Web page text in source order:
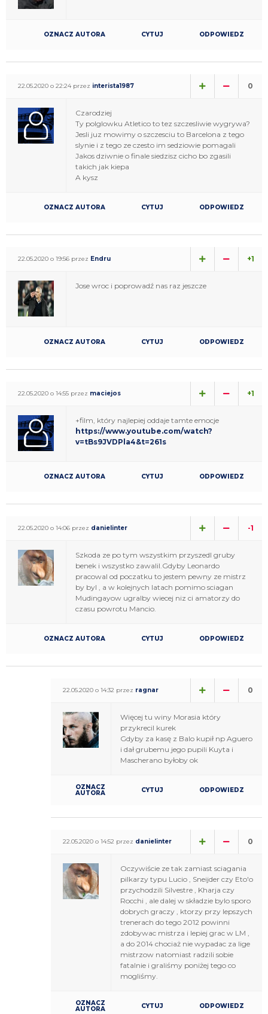
OZNACZ AUTORA CYTUJ ODPOWIEDZ
22.05.2020 o 22:24 przez interista1987 0
Czarodziej
Ty polglowku Atletico to tez szczesliwie wygrywa?
Jesli juz mowimy o szczesciu to Barcelona z tego
slynie i z tego ze czesto im sedziowie pomagali
Jakos dziwnie o finale siedzisz cicho bo zgasili
takich jak kiepa
A kysz
OZNACZ AUTORA CYTUJ ODPOWIEDZ
22.05.2020 o 19:56 przez Endru +1
Jose wroc i poprowadź nas raz jeszcze
OZNACZ AUTORA CYTUJ ODPOWIEDZ
22.05.2020 o 14:55 przez maciejos +1
+film, który najlepiej oddaje tamte emocje
https://www.youtube.com/watch?
v=tBs9JVDPla4&t=261s
OZNACZ AUTORA CYTUJ ODPOWIEDZ
22.05.2020 o 14:06 przez danielinter -1
Szkoda ze po tym wszystkim przyszedl gruby
benek i wszystko zawalil.Gdyby Leonardo
pracowal od poczatku to jestem pewny ze mistrz
by byl , a w kolejnych latach pomimo sciagan
Mudingayow ugralby wiecej niz ci amatorzy do
czasu powrotu Mancio.
OZNACZ AUTORA CYTUJ ODPOWIEDZ
22.05.2020 o 14:32 przez ragnar 0
Więcej tu winy Morasia który
przykrecil kurek
Gdyby za kasę z Balo kupił np Aguero
i dał grubemu jego pupili Kuyta i
Mascherano byłoby ok
OZNACZ
AUTORA CYTUJ ODPOWIEDZ
22.05.2020 o 14:52 przez danielinter 0
Oczywiście ze tak zamiast sciagania
pilkarzy typu Lucio , Sneijder czy Eto'o
przychodzili Silvestre , Kharja czy
Rocchi , ale dalej w składzie bylo sporo
dobrych graczy , ktorzy przy lepszych
trenerach do tego 2012 powinni
zdobywac mistrza i lepiej grac w LM ,
a do 2014 chociaż nie wypadac za lige
mistrzow natomiast radzili sobie
fatalnie i graliśmy poniżej tego co
mogliśmy.
OZNACZ
AUTORA CYTUJ ODPOWIEDZ